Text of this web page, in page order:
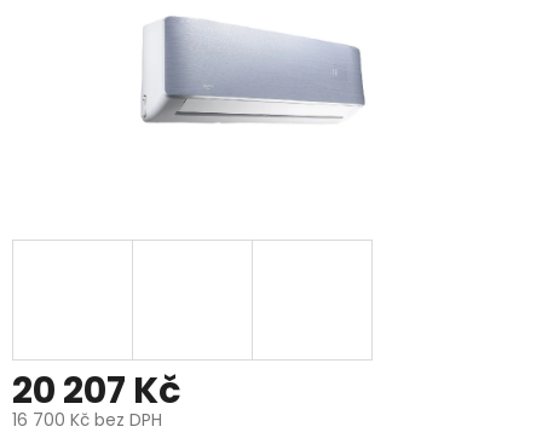
20 207 Kč
16 700 Kč bez DPH